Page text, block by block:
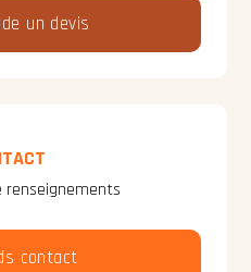
un devis
renseignements
contact